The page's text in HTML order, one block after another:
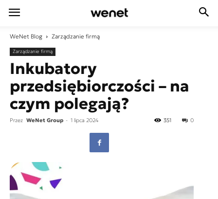
WeNet Blog Zarządzanie firmą
Zarządzanie firmą
Inkubatory
przedsiębiorczości – na
czym polegają?
Przez WeNet Group - 1 lipca 2024 0
351